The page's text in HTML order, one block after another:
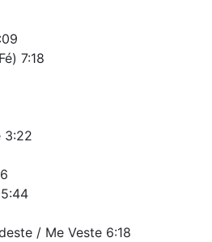
7:18
3:22
/ Me Veste 6:18